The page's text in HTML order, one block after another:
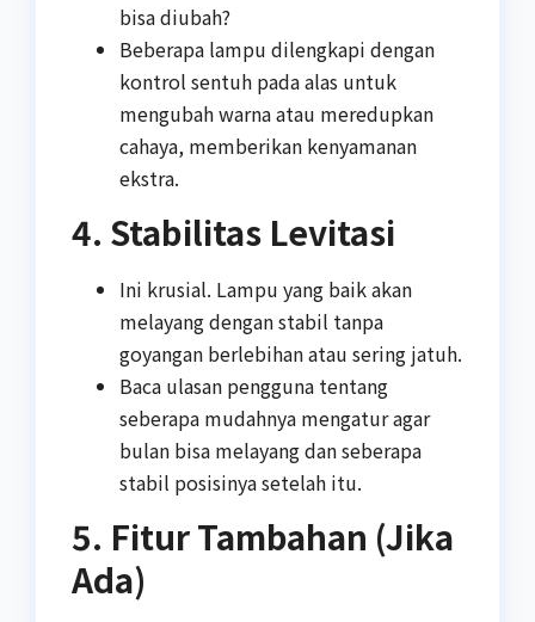
bisa diubah?
Beberapa lampu dilengkapi dengan
kontrol sentuh pada alas untuk
mengubah warna atau meredupkan
cahaya, memberikan kenyamanan
ekstra.
4. Stabilitas Levitasi
Ini krusial. Lampu yang baik akan
melayang dengan stabil tanpa
goyangan berlebihan atau sering jatuh.
Baca ulasan pengguna tentang
seberapa mudahnya mengatur agar
bulan bisa melayang dan seberapa
stabil posisinya setelah itu.
5. Fitur Tambahan (Jika
Ada)